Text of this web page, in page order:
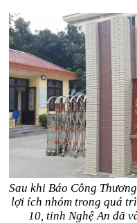
Sau khi Báo Công
lợi ích nhóm trong quá
10, tỉnh Nghệ An đã